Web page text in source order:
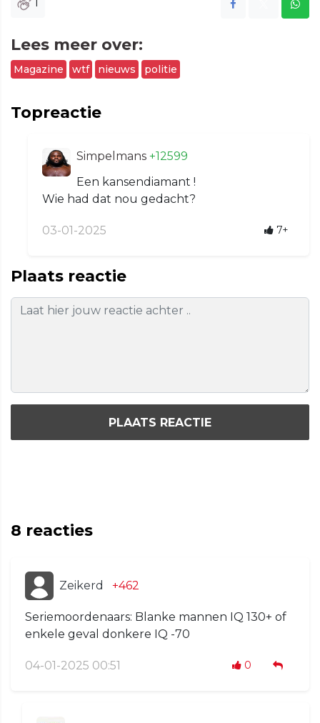
Lees meer over:
Magazine wtf nieuws politie
Topreactie
Simpelmans +12599
Een kansendiamant !
Wie had dat nou gedacht?
03-01-2025 7+
Plaats reactie
PLAATS REACTIE
8 reacties
Zeikerd +462
Seriemoordenaars: Blanke mannen IQ 130+ of
enkele geval donkere IQ -70
04-01-2025 00:51 0